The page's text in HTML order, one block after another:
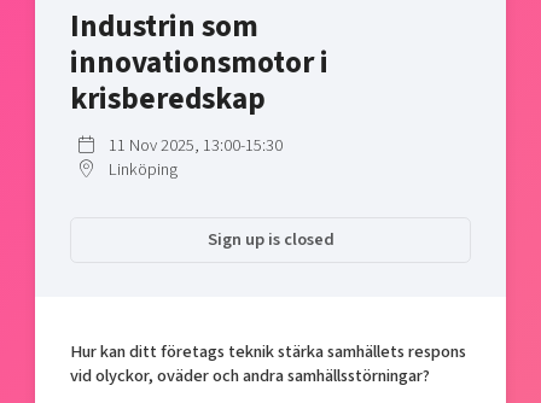
Shaping cities and regions
Bright East
East Sweden Tech Women
Upscaling
Talent & skills
Startup & industry collaboration
Offers to boost your business
Funding opportunities
Our community of companies
Projects
Publications
Project toolbox
Locations
Today's lunch in Mjärdevi
Industrin som
innovationsmotor i
krisberedskap
11 Nov 2025, 13:00-15:30
Linköping
Sign up is closed
Hur kan ditt företags teknik stärka samhällets respons
vid olyckor, oväder och andra samhällsstörningar?